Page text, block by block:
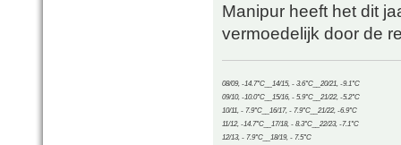
Manipur heeft het dit
vermoedelijk door de
08/09, -14.7°C__14/15, - 3.6°C__20/21, -9.1°C
09/10, -10.0°C__15/16, - 5.9°C__21/22, -5.2°C
10/11, - 7.9°C__16/17, - 7.9°C__21/22, -6.9°C
11/12, -14.7°C__17/18, - 8.3°C__22/23, -7.1°C
12/13, - 7.9°C__18/19, - 7.5°C